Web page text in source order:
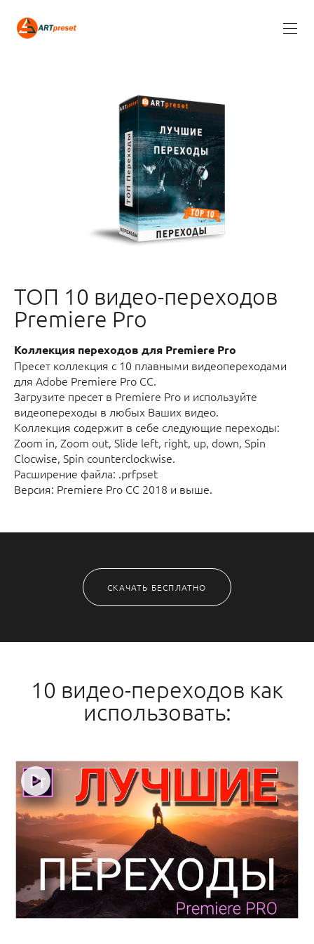
ТОП 10 видео-переходов
Premiere Pro
Коллекция переходов для Premiere Pro
Пресет коллекция с 10 плавными видеопереходами
для Adobe Premiere Pro CC.
Загрузите пресет в Premiere Pro и используйте
видеопереходы в любых Ваших видео.
Коллекция содержит в себе следующие переходы:
Zoom in, Zoom out, Slide left, right, up, down, Spin
Clocwise, Spin counterclockwise.
Расширение файла: .prfpset
Версия: Premiere Pro CC 2018 и выше.
СКАЧАТЬ БЕСПЛАТНО
10 видео-переходов как
использовать: